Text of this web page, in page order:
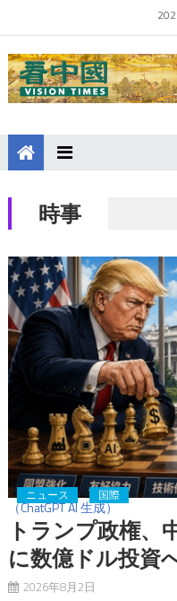
時事
（ChatGPT AI 生成）
ニュース 国際
トランプ政権、
に数億ドル投資
2026年8月2日